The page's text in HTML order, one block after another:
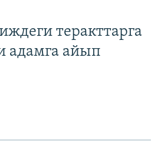
теракттарга
адамга айып